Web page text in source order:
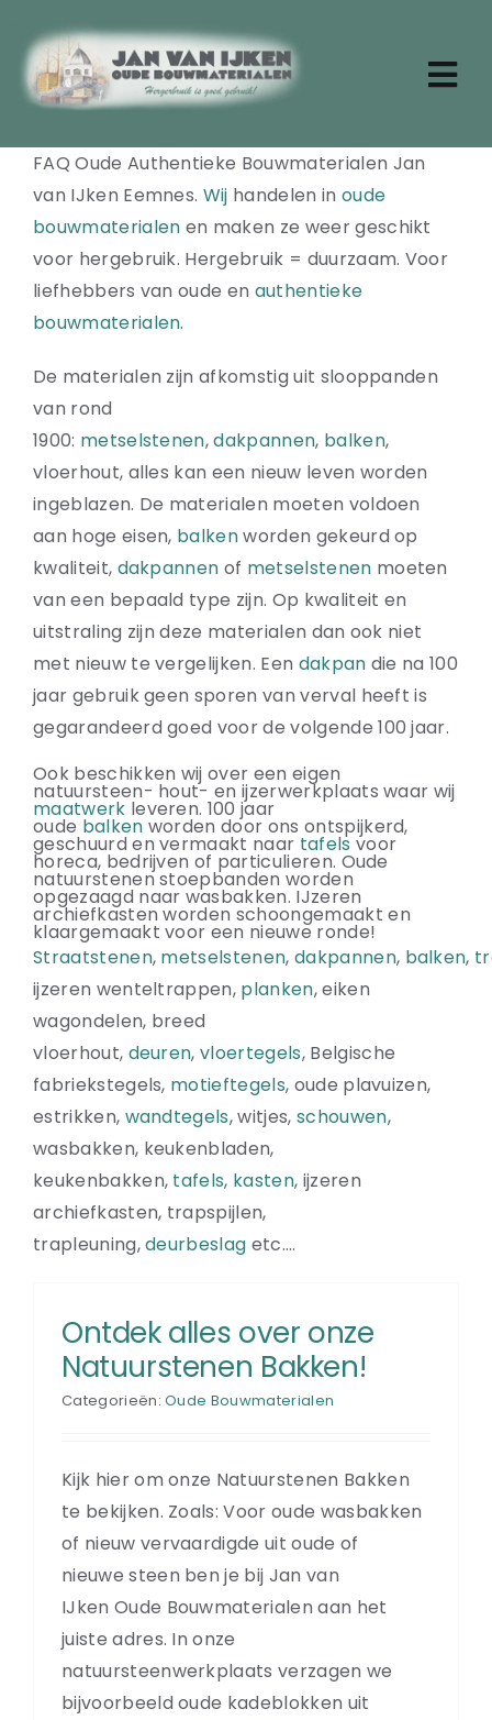
naar
inhoud
naar:
Home
Aktueel
Over ons
Stenen
Dakpannen
Natuurstenen bakken
Wandtegels
RADIATOREN
BADEN
LAMPEN
KEUKENBLOKKEN
SCHOUWEN
TRAPPEN
PORSELEINEN BAKKEN
FAQ Oude Authentieke Bouwmaterialen Jan
van IJken Eemnes. Wij handelen in oude
bouwmaterialen en maken ze weer geschikt
voor hergebruik. Hergebruik = duurzaam. Voor
liefhebbers van oude en authentieke
bouwmaterialen.
De materialen zijn afkomstig uit slooppanden
van rond
1900: metselstenen,dakpannen, balken,
vloerhout, alles kan een nieuw leven worden
ingeblazen. De materialen moeten voldoen
aan hoge eisen, balkenworden gekeurd op
kwaliteit, dakpannen of metselstenen moeten
van een bepaald type zijn. Op kwaliteit en
uitstraling zijn deze materialen dan ook niet
met nieuw te vergelijken. Een dakpan die na 100
jaar gebruik geen sporen van verval heeft is
gegarandeerd goed voor de volgende 100 jaar.
Ook beschikken wij over een eigen
natuursteen- hout- en ijzerwerkplaats waar wij
maatwerk leveren. 100 jaar
oude balken worden door ons ontspijkerd,
geschuurd en vermaakt naar tafels voor
horeca, bedrijven of particulieren. Oude
natuurstenen stoepbanden worden
opgezaagd naar wasbakken. IJzeren
archiefkasten worden schoongemaakt en
klaargemaakt voor een nieuwe ronde!
Straatstenen, metselstenen, dakpannen, balken,
ijzeren wenteltrappen, planken, eiken
wagondelen, breed
vloerhout, deuren,vloertegels, Belgische
fabriekstegels, motieftegels, oude plavuizen,
estrikken, wandtegels, witjes, schouwen,
wasbakken, keukenbladen,
keukenbakken, tafels, kasten, ijzeren
archiefkasten, trapspijlen,
trapleuning,deurbeslag etc….
Ontdek alles over onze
Natuurstenen Bakken!
Categorieën:Oude Bouwmaterialen
Kijk hier om onze Natuurstenen Bakken
te bekijken. Zoals: Voor oude wasbakken
of nieuw vervaardigde uit oude of
nieuwe steen ben je bij Jan van
IJken Oude Bouwmaterialen aan het
juiste adres. In onze
natuursteenwerkplaats verzagen we
bijvoorbeeld oude kadeblokken uit